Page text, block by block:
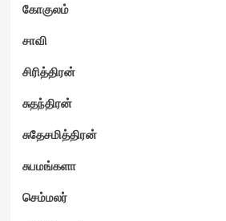
கோகுலம்
சாவி
சிரித்திரன்
சுதந்திரன்
சுதேசமித்திரன்
சுபமங்களா
செம்மலர்